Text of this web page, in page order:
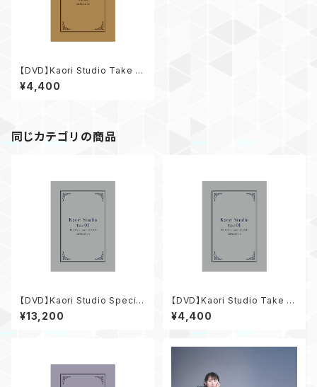
【DVD】Kaori Studio Take 0
3 ～with you～
¥4,400
同じカテゴリの商品
【DVD】Kaori Studio Special
Set
¥13,200
【DVD】Kaori Studio Take 01
～PLACE to your HEART～
¥4,400